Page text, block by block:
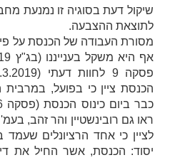
שיקול דעת בסוגיה זו נמנעת
לתוצאת ההצבעה.
מסורת העבודה של הכנסת על
אף היא משקל בענייננו (בג"ץ 706/19
הכנסת ציין כי בפועל,
לציין כי אחד הרציונלים
יסוד: הכנסת, אשר החיל את